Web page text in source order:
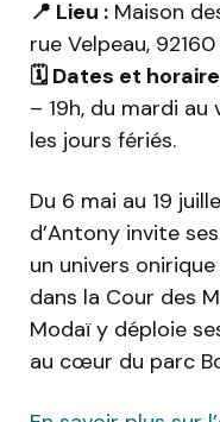
📍 Lieu : Maison
rue Velpeau,
🗓️ Dates et
– 19h, du mardi au
les jours fériés.
Du 6 mai au 19
d’Antony invite
un univers
dans la Cour des
Modaï y déploie
au cœur du parc